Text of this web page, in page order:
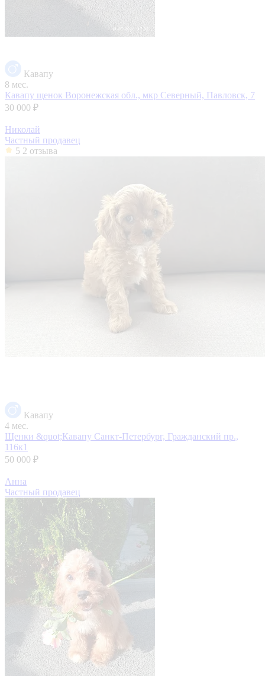
Кавапу
8 мес.
Кавапу щенок Воронежская обл., мкр Северный, Павловск, 7
30 000 ₽
Николай
Частный продавец
5 2 отзыва
Кавапу
4 мес.
Щенки &quot;Кавапу Санкт-Петербург, Гражданский пр.,
116к1
50 000 ₽
Анна
Частный продавец